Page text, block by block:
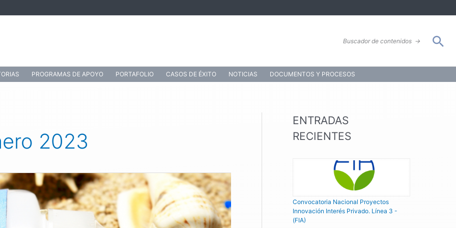
Buscador de contenidos →
PROGRAMAS DE APOYO PORTAFOLIO CASOS DE ÉXITO NOTICIAS DOCUMENTOS Y PROCESOS
2023
ENTRADAS
RECIENTES
Convocatoria Nacional Proyectos
Innovación Interés Privado. Línea 3 -
(FIA)